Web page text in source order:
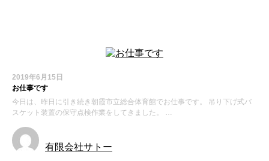
2019年6月15日
お仕事です
今日は、昨日に引き続き朝霞市立総合体育館でお仕事です。 吊り下げ式バ
スケット装置の保守点検作業をしてきました。 …
有限会社サトー